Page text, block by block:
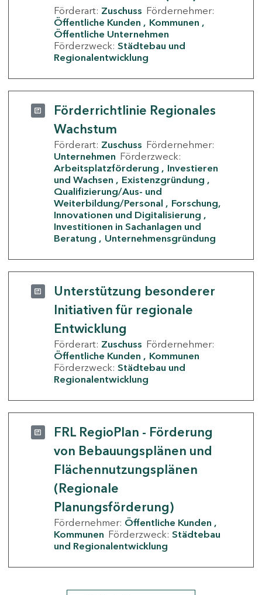
Förderart: Zuschuss Fördernehmer:
Öffentliche Kunden
Kommunen
Öffentliche Unternehmen
Förderzweck: Städtebau und
Regionalentwicklung
Förderrichtlinie Regionales
Wachstum
Förderart: Zuschuss Fördernehmer:
Unternehmen Förderzweck:
Arbeitsplatzförderung
Investieren
und Wachsen
Existenzgründung
Qualifizierung/Aus- und
Weiterbildung/Personal
Forschung,
Innovationen und Digitalisierung
Investitionen in Sachanlagen und
Beratung
Unternehmensgründung
Unterstützung besonderer
Initiativen für regionale
Entwicklung
Förderart: Zuschuss Fördernehmer:
Öffentliche Kunden
Kommunen
Förderzweck: Städtebau und
Regionalentwicklung
FRL RegioPlan - Förderung
von Bebauungsplänen und
Flächennutzungsplänen
(Regionale
Planungsförderung)
Fördernehmer: Öffentliche Kunden
Kommunen Förderzweck: Städtebau
und Regionalentwicklung